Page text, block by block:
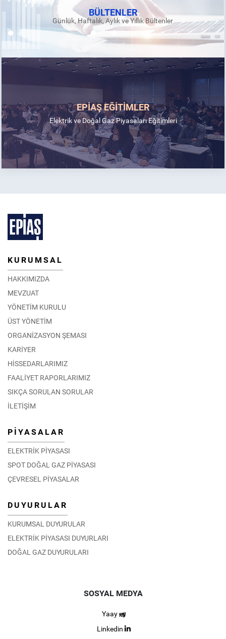
BÜLTENLER
Günlük, Haftalık, Aylık ve Yıllık Bültenler
EPİAŞ EĞİTİMLER
Elektrik ve Doğal Gaz Piyasaları Eğitimleri
KURUMSAL
HAKKIMIZDA
MEVZUAT
YÖNETİM KURULU
ÜST YÖNETİM
ORGANİZASYON ŞEMASI
KARİYER
HİSSEDARLARIMIZ
FAALİYET RAPORLARIMIZ
SIKÇA SORULAN SORULAR
İLETİŞİM
PİYASALAR
ELEKTRİK PİYASASI
SPOT DOĞAL GAZ PİYASASI
ÇEVRESEL PİYASALAR
DUYURULAR
KURUMSAL DUYURULAR
ELEKTRİK PİYASASI DUYURLARI
DOĞAL GAZ DUYURULARI
SOSYAL MEDYA
Yaay
Linkedin